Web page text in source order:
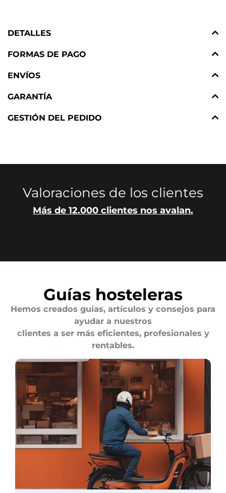
DETALLES
FORMAS DE PAGO
ENVÍOS
GARANTÍA
GESTIÓN DEL PEDIDO
Valoraciones de los clientes
Más de 12.000 clientes nos avalan.
Guías hosteleras
Hemos creados guías, artículos y consejos para
ayudar a nuestros
clientes a ser más eficientes, profesionales y
rentables.